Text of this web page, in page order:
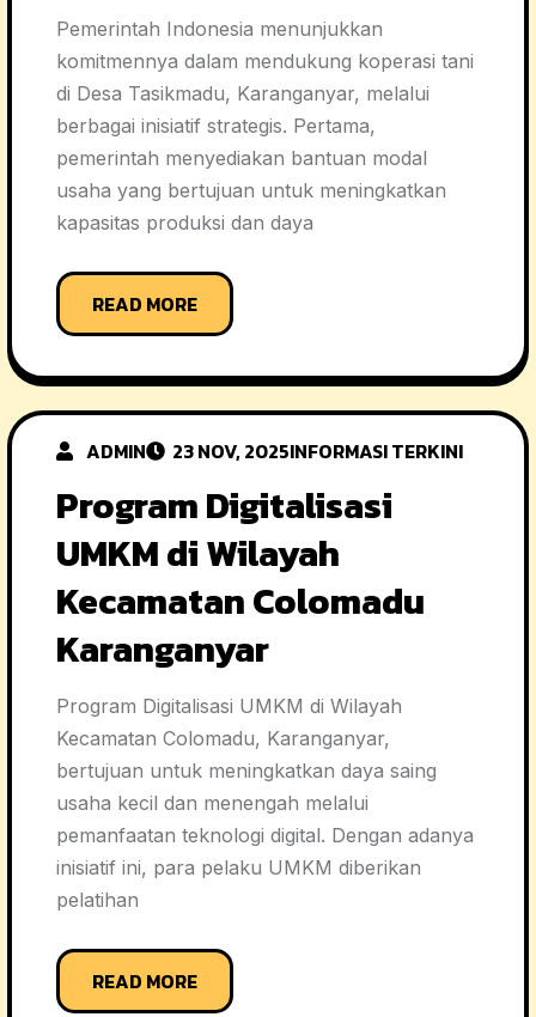
Pemerintah Indonesia menunjukkan
komitmennya dalam mendukung koperasi tani
di Desa Tasikmadu, Karanganyar, melalui
berbagai inisiatif strategis. Pertama,
pemerintah menyediakan bantuan modal
usaha yang bertujuan untuk meningkatkan
kapasitas produksi dan daya
READ MORE
ADMIN 23 NOV, 2025INFORMASI TERKINI
Program Digitalisasi
UMKM di Wilayah
Kecamatan Colomadu
Karanganyar
Program Digitalisasi UMKM di Wilayah
Kecamatan Colomadu, Karanganyar,
bertujuan untuk meningkatkan daya saing
usaha kecil dan menengah melalui
pemanfaatan teknologi digital. Dengan adanya
inisiatif ini, para pelaku UMKM diberikan
pelatihan
READ MORE